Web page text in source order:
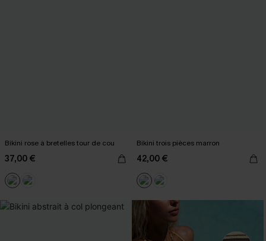
Bikini rose à bretelles tour de cou
37,00 €
Bikini trois pièces marron
42,00 €